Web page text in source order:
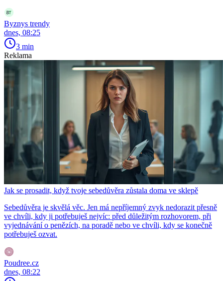
Byznys trendy
dnes, 08:25
3 min
Reklama
Jak se prosadit, když tvoje sebedůvěra zůstala doma ve sklepě
Sebedůvěra je skvělá věc. Jen má nepříjemný zvyk nedorazit přesně
ve chvíli, kdy ji potřebuješ nejvíc: před důležitým rozhovorem, při
vyjednávání o penězích, na poradě nebo ve chvíli, kdy se konečně
potřebuješ ozvat.
Poudree.cz
dnes, 08:22